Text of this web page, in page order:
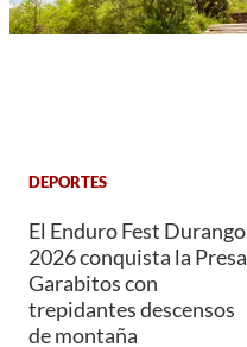
DEPORTES
El Enduro Fest Durango
2026 conquista la Presa
Garabitos con
trepidantes descensos
de montaña